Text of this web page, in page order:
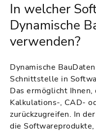
In welcher
Dynamische
verwenden?
Dynamische
Schnittstelle in
Das ermöglicht
Kalkulations-, CAD-
zurückzugreifen. In
die